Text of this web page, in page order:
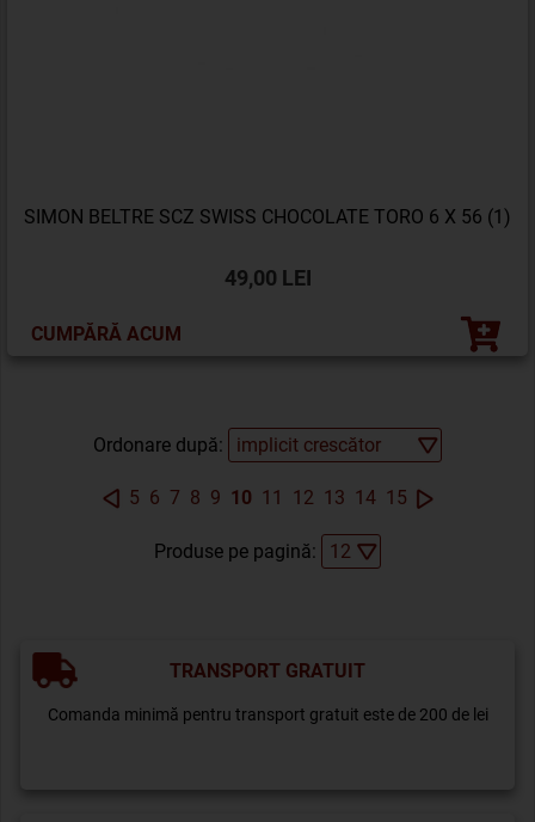
SIMON BELTRE SCZ SWISS CHOCOLATE TORO 6 X 56 (1)
49,00 LEI
CUMPĂRĂ ACUM
Ordonare după:
5 6 7 8 9 10 11 12 13 14 15
Produse pe pagină:
TRANSPORT GRATUIT
Comanda minimă pentru transport gratuit este de 200 de lei